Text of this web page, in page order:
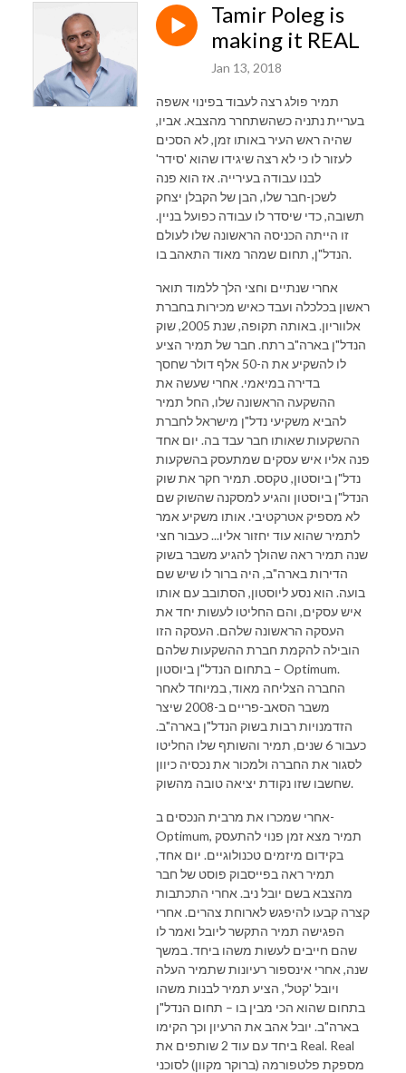
Tamir Poleg is
making it REAL
Jan 13, 2018
תמיר פולג רצה לעבוד בפינוי אשפה
בעריית נתניה כשהשתחרר מהצבא. אביו,
שהיה ראש העיר באותו זמן, לא הסכים
לעזור לו כי לא רצה שיגידו שהוא 'סידר'
לבנו עבודה בעירייה. אז הוא פנה
לשכן-חבר שלו, הבן של הקבלן יצחק
תשובה, כדי שיסדר לו עבודה כפועל בניין.
זו הייתה הכניסה הראשונה שלו לעולם
הנדל"ן, תחום שמהר מאוד התאהב בו.
אחרי שנתיים וחצי הלך ללמוד תואר
ראשון בכלכלה ועבד כאיש מכירות בחברת
אלווריון. באותה תקופה, שנת 2005, שוק
הנדל"ן בארה"ב רתח. חבר של תמיר הציע
לו להשקיע את ה-50 אלף דולר שחסך
בדירה במיאמי. אחרי שעשה את
ההשקעה הראשונה שלו, החל תמיר
להביא משקיעי נדל"ן מישראל לחברת
ההשקעות שאותו חבר עבד בה. יום אחד
פנה אליו איש עסקים שמתעסק בהשקעות
נדל"ן ביוסטון, טקסס. תמיר חקר את שוק
הנדל"ן ביוסטון והגיע למסקנה שהשוק שם
לא מספיק אטרקטיבי. אותו משקיע אמר
לתמיר שהוא עוד יחזור אליו... כעבור חצי
שנה תמיר ראה שהולך להגיע משבר בשוק
הדירות בארה"ב, היה ברור לו שיש שם
בועה. הוא נסע ליוסטון, הסתובב עם אותו
איש עסקים, והם החליטו לעשות יחד את
העסקה הראשונה שלהם. העסקה הזו
הובילה להקמת חברת ההשקעות שלהם
בתחום הנדל"ן ביוסטון – Optimum.
החברה הצליחה מאוד, במיוחד לאחר
משבר הסאב-פריים ב-2008 שיצר
הזדמנויות רבות בשוק הנדל"ן בארה"ב.
כעבור 6 שנים, תמיר והשותף שלו החליטו
לסגור את החברה ולמכור את נכסיה כיוון
שחשבו שזו נקודת יציאה טובה מהשוק.
אחרי שמכרו את מרבית הנכסים ב-
Optimum, תמיר מצא זמן פנוי להתעסק
בקידום מיזמים טכנולוגיים. יום אחד,
תמיר ראה בפייסבוק פוסט של חבר
מהצבא בשם יובל ניב. אחרי התכתבות
קצרה קבעו להיפגש לארוחת צהרים. אחרי
הפגישה תמיר התקשר ליובל ואמר לו
שהם חייבים לעשות משהו ביחד. במשך
שנה, אחרי אינספור רעיונות שתמיר העלה
ויובל 'קטל', הציע תמיר לבנות משהו
בתחום שהוא הכי מבין בו – תחום הנדל"ן
בארה"ב. יובל אהב את הרעיון וכך הקימו
ביחד עם עוד 2 שותפים את Real. Real
מספקת פלטפורמה (ברוקר מקוון) לסוכני